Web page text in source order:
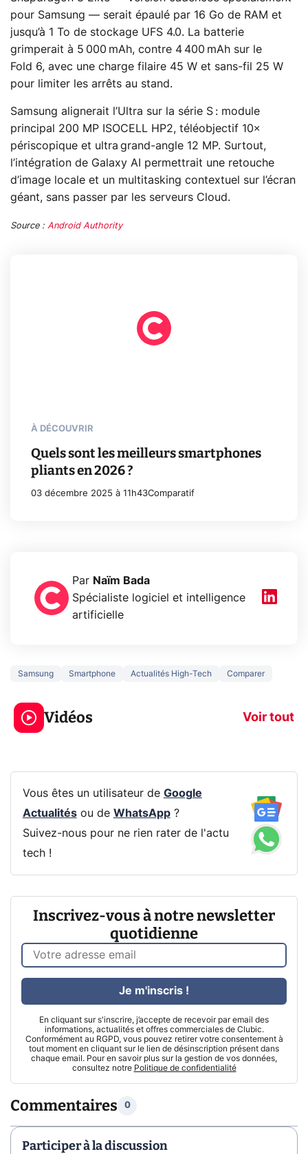
pour Samsung — serait épaulé par 16 Go de RAM et
jusqu’à 1 To de stockage UFS 4.0. La batterie
grimperait à 5 000 mAh, contre 4 400 mAh sur le
Fold 6, avec une charge filaire 45 W et sans‑fil 25 W
pour limiter les arrêts au stand.
Samsung alignerait l’Ultra sur la série S : module
principal 200 MP ISOCELL HP2, téléobjectif 10×
périscopique et ultra grand‑angle 12 MP. Surtout,
l’intégration de Galaxy AI permettrait une retouche
d’image locale et un multitasking contextuel sur l’écran
géant, sans passer par les serveurs Cloud.
Source : Android Authority
À DÉCOUVRIR
Quels sont les meilleurs smartphones
pliants en 2026 ?
03 décembre 2025 à 11h43Comparatif
Par Naïm Bada
Spécialiste logiciel et intelligence
artificielle
Samsung Smartphone Actualités High-Tech Comparer
Vidéos Voir tout
3 écrans en 1 pour
319€ ? Voici L'AOC
CQ32G4ZA !
5
prochaine
Vous êtes un utilisateur de Google
Actualitésou de WhatsApp?
Suivez-nous pour ne rien rater de l'actu
tech !
Inscrivez-vous à notre newsletter
quotidienne
En cliquant sur s'inscrire, j’accepte de recevoir par email des
informations, actualités et offres commerciales de Clubic.
Conformément au RGPD, vous pouvez retirer votre consentement à
tout moment en cliquant sur le lien de désinscription présent dans
chaque email. Pour en savoir plus sur la gestion de vos données,
consultez notre Politique de confidentialité
Je m'inscris !
Commentaires 0
Participer à la discussion